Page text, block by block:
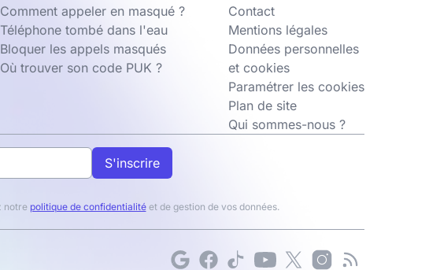
Comment appeler en masqué ?
Téléphone tombé dans l'eau
Bloquer les appels masqués
Où trouver son code PUK ?
Contact
Mentions légales
Données personnelles
et cookies
Paramétrer les cookies
Plan de site
Qui sommes-nous ?
S'inscrire
notre politique de confidentialitéet de gestion de vos données.